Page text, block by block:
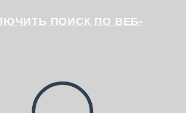
ПОИСК ПО ВЕБ-